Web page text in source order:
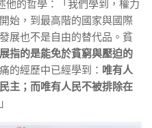
他的哲學：「我們學到，權力
始，到最高階的國家與國際
展也不是自由的替代品。貧
指的是能免於貧窮與壓迫的
的經歷中已經學到： 唯有人
主；而唯有人民不被排除在
」